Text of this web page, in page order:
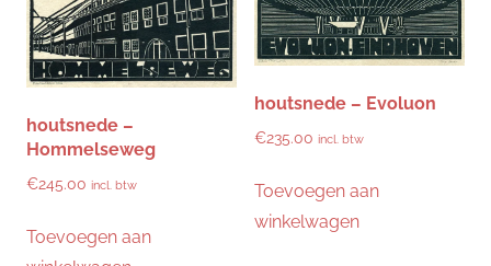
houtsnede –
Hommelseweg
€245.00 incl. btw
Toevoegen aan
houtsnede – Evoluon
€235.00 incl. btw
Toevoegen aan
winkelwagen